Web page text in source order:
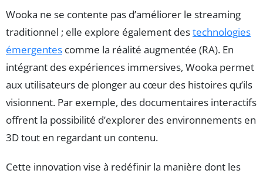
Wooka ne se contente pas d’améliorer le streaming
traditionnel ; elle explore également destechnologies
émergentes comme la réalité augmentée (RA). En
intégrant des expériences immersives, Wooka permet
aux utilisateurs de plonger au cœur des histoires qu’ils
visionnent. Par exemple, des documentaires interactifs
offrent la possibilité d’explorer des environnements en
3D tout en regardant un contenu.
Cette innovation vise à redéfinir la manière dont les